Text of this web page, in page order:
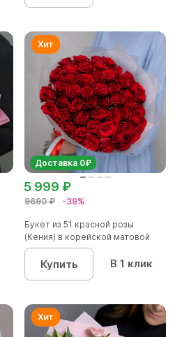
Доставка 0₽
9690 ₽ -38%
5 999 ₽
Букет из 51 красной розы
(Кения) в корейской матовой
уп...
Купить В 1 клик